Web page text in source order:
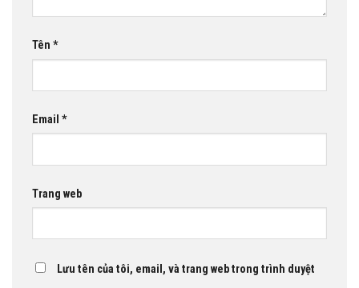
Tên *
Email *
Trang web
Lưu tên của tôi, email, và trang web trong trình duyệt